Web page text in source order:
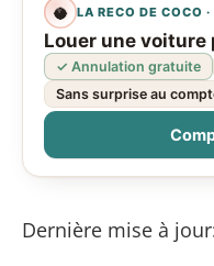
🥥 LA RECO DE COCO
Louer une voiture
✓ Annulation gratuite
Sans surprise au
Dernière mise à